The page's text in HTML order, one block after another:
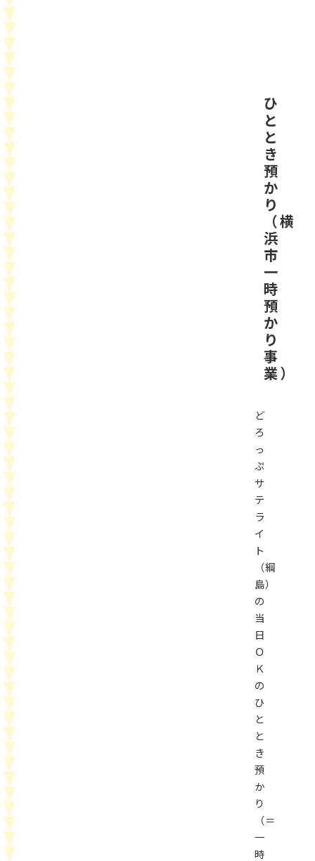
ひ
と
と
き
預
か
り
（横
浜
市
一
時
預
か
り
事
業）
ど
ろ
っ
ぷ
サ
テ
ラ
イ
ト
（綱
島）
の
当
日
Ｏ
Ｋ
の
ひ
と
と
き
預
か
り
（＝
一
時